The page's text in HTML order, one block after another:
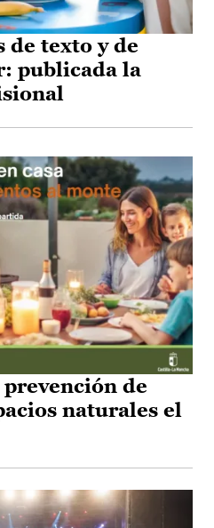
de texto y de
publicada la
de
naturales el